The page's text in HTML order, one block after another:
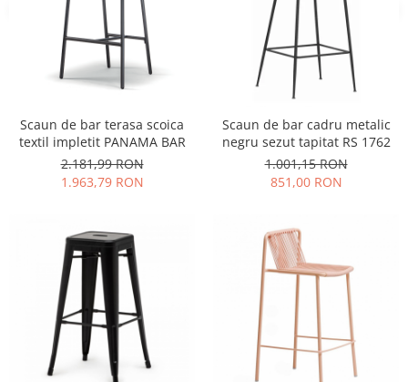
Scaune profesionale
Scaun laborator
Scaune de lucru
Scaun de bar terasa scoica
textil impletit PANAMA BAR
2.181,99 RON
1.963,79 RON
Scaun de bar cadru metalic
negru sezut tapitat RS 1762
1.001,15 RON
851,00 RON